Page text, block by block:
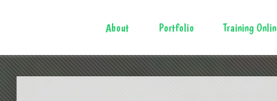
About Portfolio Training